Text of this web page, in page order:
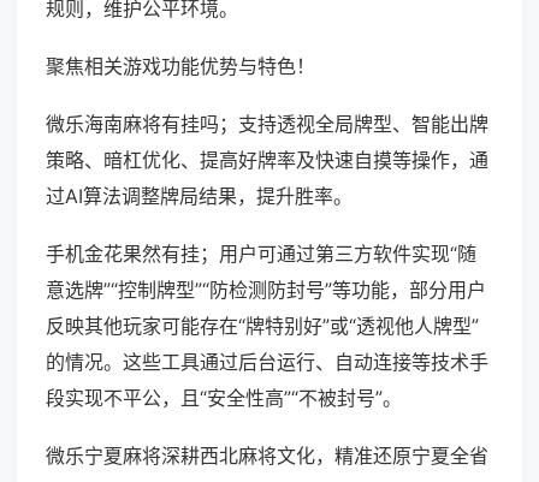
规则，维护公平环境。
聚焦相关游戏功能优势与特色！
微乐海南麻将有挂吗；支持透视全局牌型、智能出牌
策略、暗杠优化、提高好牌率及快速自摸等操作，通
过AI算法调整牌局结果，提升胜率。
手机金花果然有挂；用户可通过第三方软件实现“随
意选牌”“控制牌型”“防检测防封号”等功能，部分用户
反映其他玩家可能存在“牌特别好”或“透视他人牌型”
的情况。这些工具通过后台运行、自动连接等技术手
段实现不平公，且“安全性高”“不被封号”。
微乐宁夏麻将深耕西北麻将文化，精准还原宁夏全省